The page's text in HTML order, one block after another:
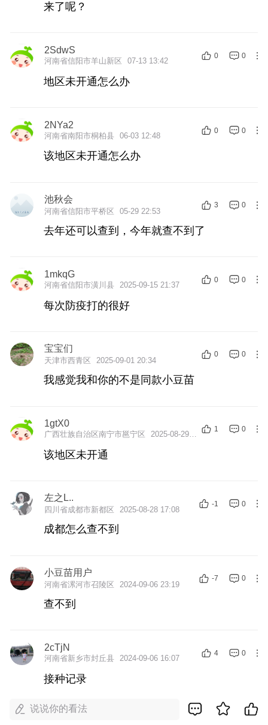
来了呢？
2SdwS
河南省信阳市羊山新区 07-13 13:42
0 0
地区未开通怎么办
2NYa2
河南省南阳市桐柏县 06-03 12:48
0 0
该地区未开通怎么办
池秋会
河南省信阳市平桥区 05-29 22:53
3 0
去年还可以查到，今年就查不到了
1mkqG
河南省信阳市潢川县 2025-09-15 21:37
0 0
每次防疫打的很好
宝宝们
天津市西青区 2025-09-01 20:34
0 0
我感觉我和你的不是同款小豆苗
1gtX0
广西壮族自治区南宁市邕宁区 2025-08-29 08:26
1 0
该地区未开通
左之L..
四川省成都市新都区 2025-08-28 17:08
-1 0
成都怎么查不到
小豆苗用户
河南省漯河市召陵区 2024-09-06 23:19
-7 0
查不到
2cTjN
河南省新乡市封丘县 2024-09-06 16:07
4 0
接种记录
说说你的看法